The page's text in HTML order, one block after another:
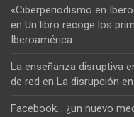
«Ciberperiodismo en
en Un libro recoge los
Iberoamérica
La enseñanza disruptiva
de red en La disrupción
Facebook... ¿un nuevo